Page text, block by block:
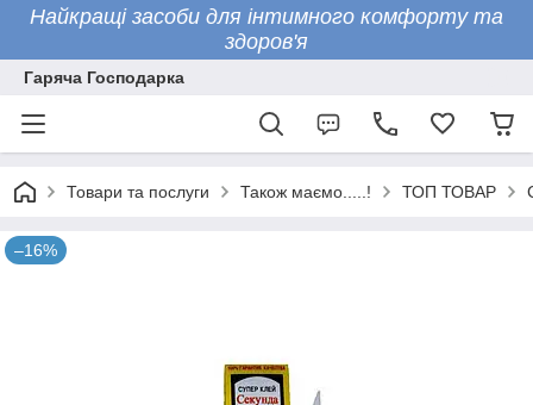
Найкращі засоби для інтимного комфорту та
здоров'я
Гаряча Господарка
Товари та послуги Також маємо.....! ТОП ТОВАР
–16%